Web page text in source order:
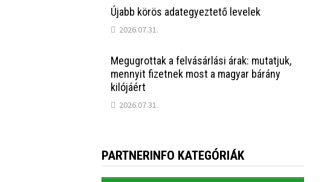
Újabb körös adategyeztető levelek
2026.07.31.
Megugrottak a felvásárlási árak: mutatjuk,
mennyit fizetnek most a magyar bárány
kilójáért
2026.07.31.
PARTNERINFO KATEGÓRIÁK